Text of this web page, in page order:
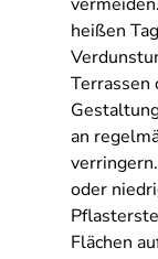
heißen
Terrassen
an
oder
Flächen